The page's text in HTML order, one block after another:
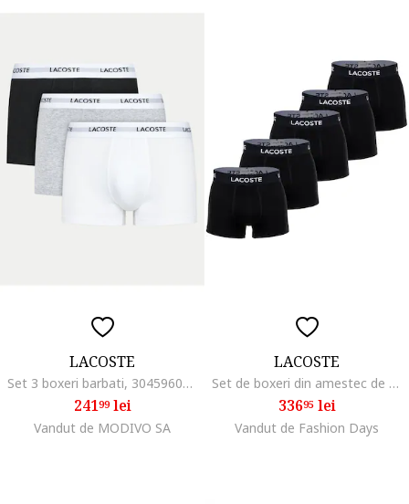
LACOSTE
Set 3 boxeri barbati, 304596094, Bumbac, Multicolor, Multicolor
24199lei
Vandut de MODIVO SA
LACOSTE
Set de boxeri din amestec de bumbac cu banda logo in talie - 5 perechi, Negru/Alb optic
33695lei
Vandut de Fashion Days